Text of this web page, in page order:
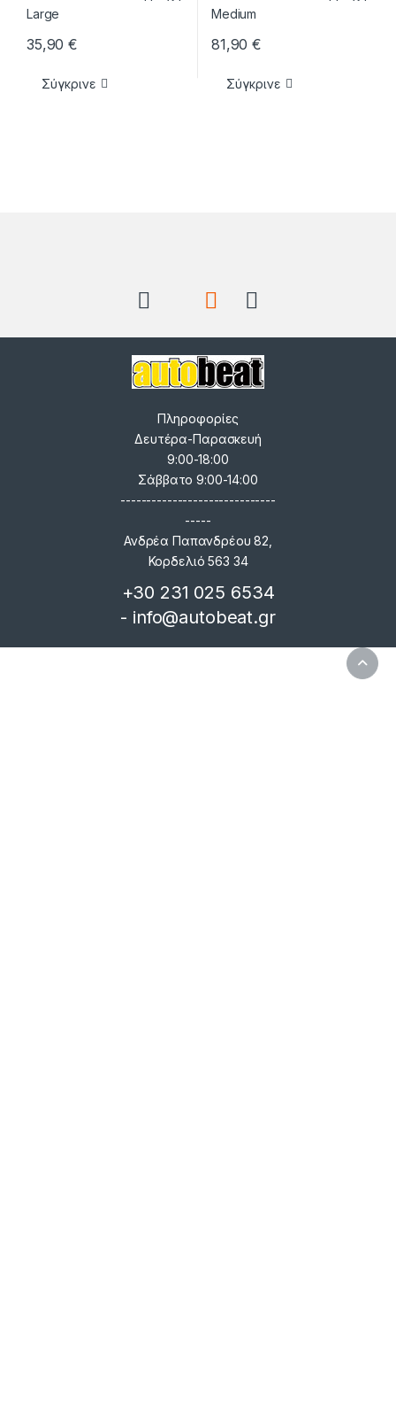
35,90€
Σύγκρινε
81,90€
Σύγκρινε
Πληροφορίες
Δευτέρα-Παρασκευή
9:00-18:00
Σάββατο 9:00-14:00
------------------------------
-----
Ανδρέα Παπανδρέου 82,
Κορδελιό 563 34
+30 231 025 6534
- info@autobeat.gr